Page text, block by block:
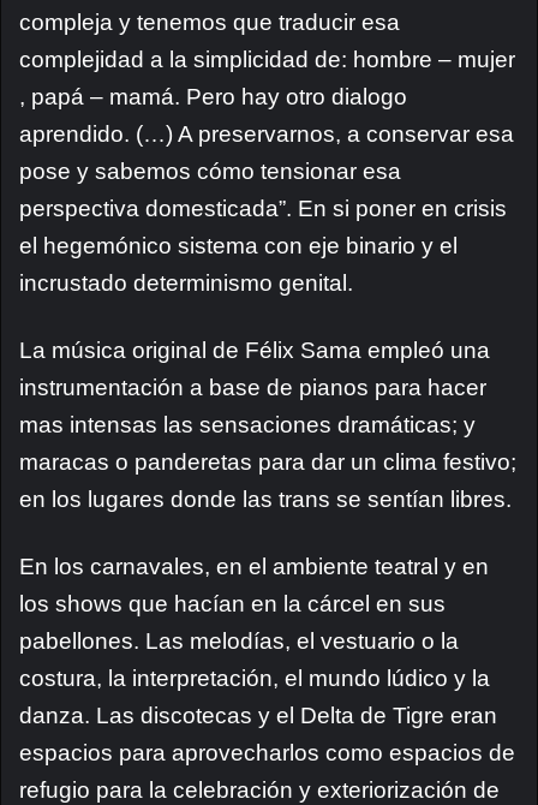
compleja y tenemos que traducir esa
complejidad a la simplicidad de: hombre – mujer
, papá – mamá. Pero hay otro dialogo
aprendido. (…) A preservarnos, a conservar esa
pose y sabemos cómo tensionar esa
perspectiva domesticada”. En si poner en crisis
el hegemónico sistema con eje binario y el
incrustado determinismo genital.
La música original de Félix Sama empleó una
instrumentación a base de pianos para hacer
mas intensas las sensaciones dramáticas; y
maracas o panderetas para dar un clima festivo;
en los lugares donde las trans se sentían libres.
En los carnavales, en el ambiente teatral y en
los shows que hacían en la cárcel en sus
pabellones. Las melodías, el vestuario o la
costura, la interpretación, el mundo lúdico y la
danza. Las discotecas y el Delta de Tigre eran
espacios para aprovecharlos como espacios de
refugio para la celebración y exteriorización de